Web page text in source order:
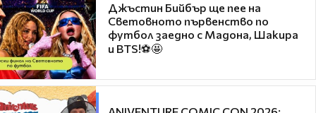
Джъстин Бийбър ще пее на
Световното първенство по
футбол заедно с Мадона, Шакира
и BTS!⚽🤩